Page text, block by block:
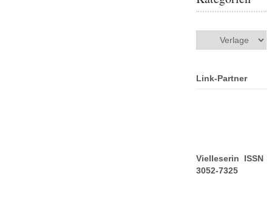
Kategorien
Link-Partner
Vielleserin ISSN
3052-7325